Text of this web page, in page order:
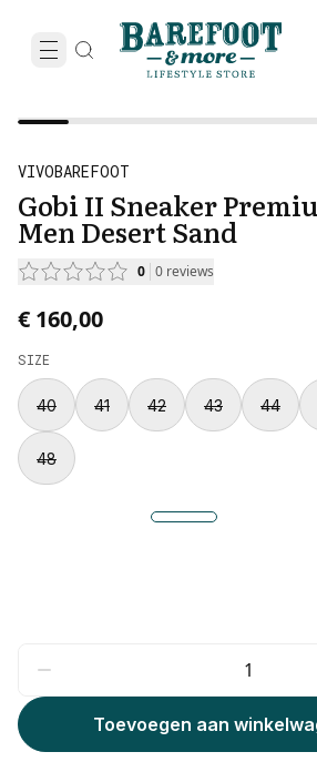
VIVOBAREFOOT
Gobi II Sneaker
Men Desert Sand
0 0 reviews
€ 160,00
SIZE
40 41 42 43 44
48
Toevoegen aan